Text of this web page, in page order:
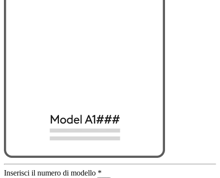
Inserisci il numero di modello *